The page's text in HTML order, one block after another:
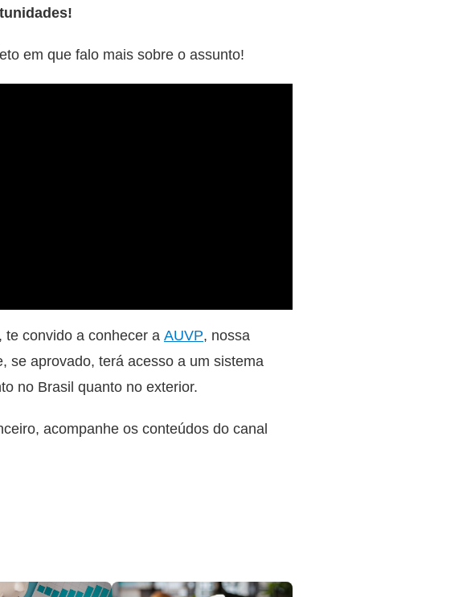
em que falo mais sobre o assunto!
convido a conhecer aAUVP, nossa
se aprovado, terá acesso a um sistema
no Brasil quanto no exterior.
acompanhe os conteúdos do canal